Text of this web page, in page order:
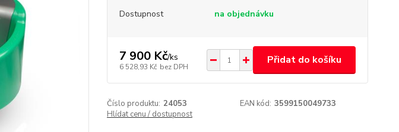
Dostupnost na objednávku
7 900 Kč/ks
6 528,93 Kč bez DPH
Přidat do košíku
Číslo produktu: 24053 EAN kód: 3599150049733
Hlídat cenu / dostupnost